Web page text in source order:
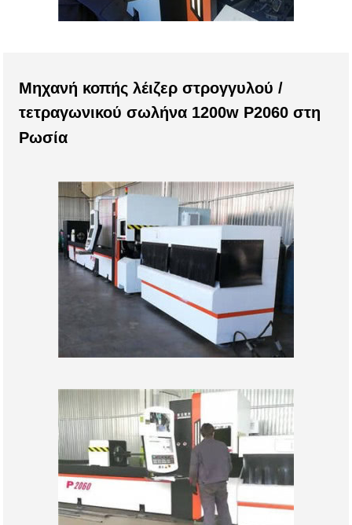
Μηχανή κοπής λέιζερ στρογγυλού /
τετραγωνικού σωλήνα 1200w P2060 στη
Ρωσία